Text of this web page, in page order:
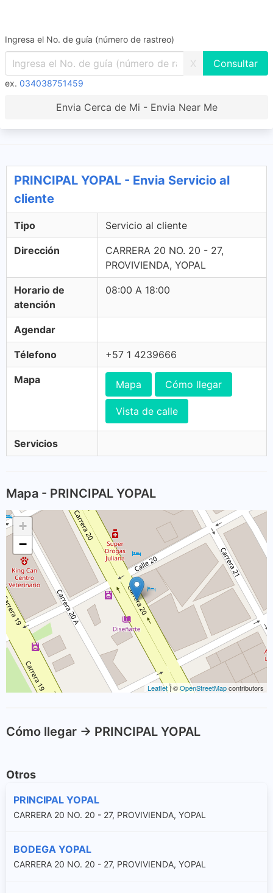
Ingresa el No. de guía (número de rastreo)
X
ex. 034038751459
Envia Cerca de Mi - Envia Near Me
PRINCIPAL YOPAL - Envia Servicio al
cliente
Tipo Servicio al cliente
Dirección
CARRERA 20 NO. 20 - 27,
PROVIVIENDA, YOPAL
Horario de
atención
08:00 A 18:00
Agendar
Télefono +57 1 4239666
Mapa Mapa Cómo llegar
Vista de calle
Servicios
Mapa - PRINCIPAL YOPAL
+
−
Leaflet| ©OpenStreetMapcontributors
Cómo llegar -> PRINCIPAL YOPAL
Otros
PRINCIPAL YOPAL
CARRERA 20 NO. 20 - 27, PROVIVIENDA, YOPAL
BODEGA YOPAL
CARRERA 20 NO. 20 - 27, PROVIVIENDA, YOPAL